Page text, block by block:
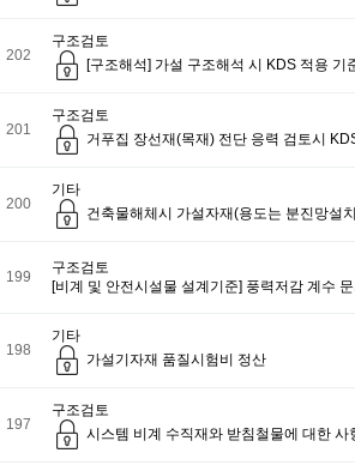
202
구조검토
[구조해석] 가설 구조해석 시 KDS 적용 기
201
구조검토
거푸집 장선재(목재) 전단 응력 검토시
200
기타
건축물해체시 가설자재(용도는 분진망설
199
구조검토
[비계 및 안전시설물 설계기준] 풍력저감 계수 문
198
기타
가설기자재 품질시험비 정산
197
구조검토
시스템 비계 수직재와 받침철물에 대한 사